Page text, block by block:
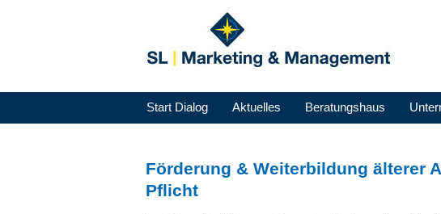
Start Dialog Aktuelles Beratungshaus
Förderung & Weiterbildung älterer
Pflicht